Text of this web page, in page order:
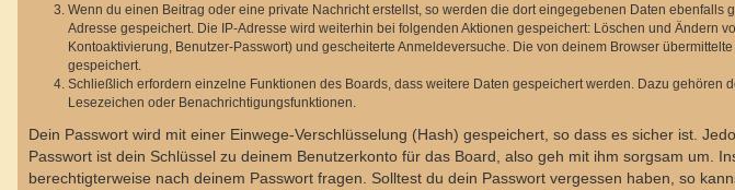
Wenn du einen Beitrag oder eine private Nachricht erstellst, so werden die dort eingegebenen Daten
Adresse gespeichert. Die IP-Adresse wird weiterhin bei folgenden Aktionen gespeichert: Löschen und Ändern
Kontoaktivierung, Benutzer-Passwort) und gescheiterte Anmeldeversuche. Die von deinem Browser
gespeichert.
Schließlich erfordern einzelne Funktionen des Boards, dass weitere Daten gespeichert werden. Dazu
Lesezeichen oder Benachrichtigungsfunktionen.
Dein Passwort wird mit einer Einwege-Verschlüsselung (Hash) gespeichert, so dass es sicher ist.
Passwort ist dein Schlüssel zu deinem Benutzerkonto für das Board, also geh mit ihm sorgsam um.
berechtigterweise nach deinem Passwort fragen. Solltest du dein Passwort vergessen haben, so